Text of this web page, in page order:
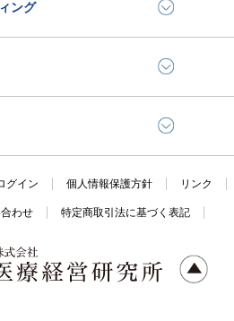
ング
グイン 個人情報保護方針 リンク
わせ 特定商取引法に基づく表記